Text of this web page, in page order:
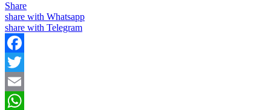
Share
share with Whatsapp
share with Telegram
Facebook
Twitter
Email